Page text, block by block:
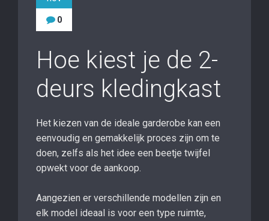
0
Hoe kiest je de 2-
deurs kledingkast
Het kiezen van de ideale garderobe kan een
eenvoudig en gemakkelijk proces zijn om te
doen, zelfs als het idee een beetje twijfel
opwekt voor de aankoop.
Aangezien er verschillende modellen zijn en
elk model ideaal is voor een type ruimte,